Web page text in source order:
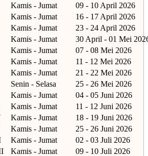
Kamis - Jumat
09 - 10 April 2026
Kamis - Jumat
16 - 17 April 2026
Kamis - Jumat
23 - 24 April 2026
Kamis - Jumat
30 April - 01 Mei
Kamis - Jumat
07 - 08 Mei 2026
Kamis - Jumat
11 - 12 Mei 2026
Kamis - Jumat
21 - 22 Mei 2026
Senin - Selasa
25 - 26 Mei 2026
Kamis - Jumat
04 - 05 Juni 2026
Kamis - Jumat
11 - 12 Juni 2026
Kamis - Jumat
18 - 19 Juni 2026
Kamis - Jumat
25 - 26 Juni 2026
Kamis - Jumat
02 - 03 Juli 2026
Kamis - Jumat
09 - 10 Juli 2026